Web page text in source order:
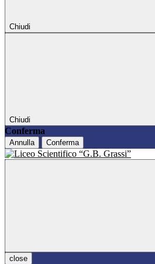
Chiudi
Chiudi
Conferma
Annulla Conferma
close